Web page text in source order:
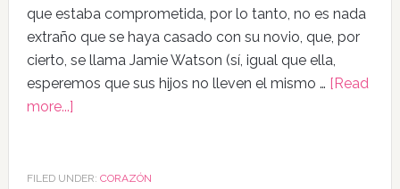
que estaba comprometida, por lo tanto, no es nada
extraño que se haya casado con su novio, que, por
cierto, se llama Jamie Watson (sí, igual que ella,
esperemos que sus hijos no lleven el mismo … [Read
more...]
FILED UNDER: CORAZÓN